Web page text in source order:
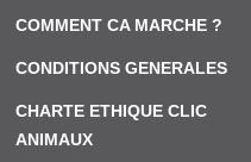
COMMENT CA MARCHE ?
CONDITIONS GENERALES
CHARTE ETHIQUE CLIC
ANIMAUX